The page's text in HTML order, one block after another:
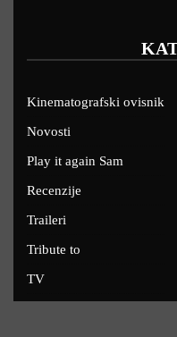
Kinematografski ovisnik
Novosti
Play it again Sam
Recenzije
Traileri
Tribute to
TV